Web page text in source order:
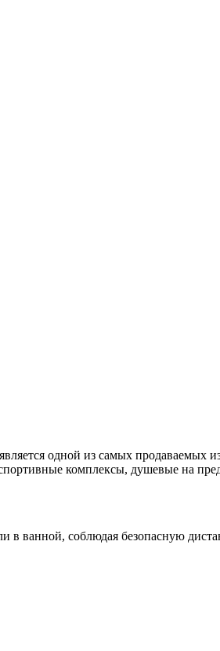
одной из самых продаваемых
комплексы, душевые на
в ванной, соблюдая безопасную